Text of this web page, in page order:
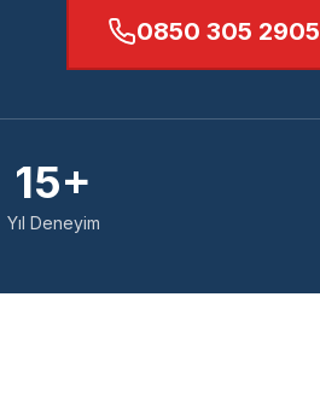
0850 305 2905
15+
Yıl Deneyim